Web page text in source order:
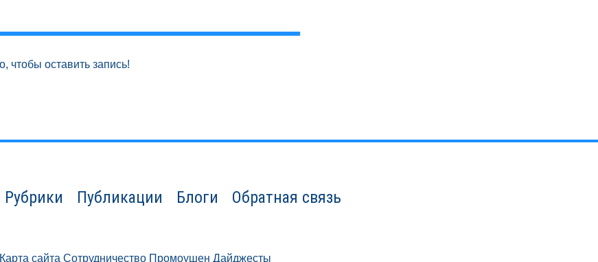
чтобы оставить запись!
Рубрики Публикации Блоги Обратная связь
Карта сайта Сотрудничество Промоушен Дайджесты